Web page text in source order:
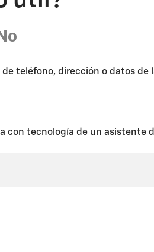
teléfono, dirección o datos de
con tecnología de un asistente